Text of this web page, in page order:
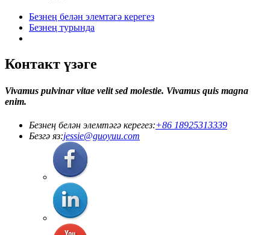
Безнең белән элемтәгә керегез
Безнең турында
Контакт үзәге
Vivamus pulvinar vitae velit sed molestie. Vivamus quis magna
enim.
Безнең белән элемтәгә керегез:+86 18925313339
Безгә яз:jessie@guoyuu.com